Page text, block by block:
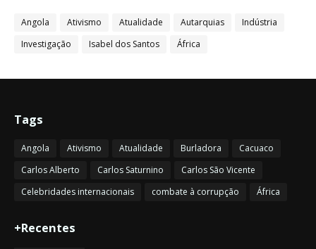
Angola Ativismo Atualidade Autarquias
Indústria
Investigação
Isabel dos Santos África
Tags
Angola Ativismo Atualidade Burladora
Cacuaco
Carlos Alberto
Carlos Saturnino
Carlos São Vicente
Celebridades internacionais
combate à corrupção África
+Recentes